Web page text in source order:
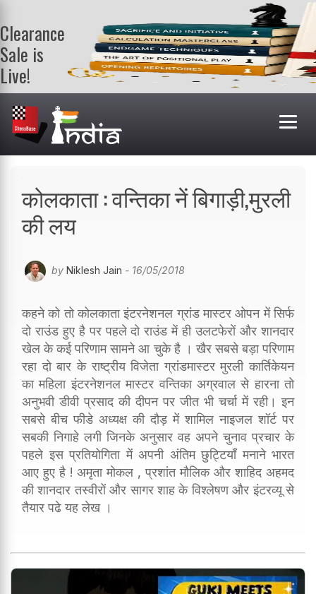
Clearance
Sale is
Live!
Get a FREE
book on
purchasing 2
or more
books. Valid
कोलकाता : वन्तिका नें बिगाड़ी,मुरली
की लय
by Niklesh Jain - 16/05/2018
कहने को तो कोलकाता इंटरनेशनल ग्रांड मास्टर ओपन में सिर्फ
दो राउंड हुए है पर पहले दो राउंड में ही उलटफेरों और शानदार
खेल के कई परिणाम सामने आ चुके है । खैर सबसे बड़ा परिणाम
रहा दो बार के राष्ट्रीय विजेता ग्रांडमास्टर मुरली कार्तिकेयन
का महिला इंटरनेशनल मास्टर वन्तिका अग्रवाल से हारना तो
अनुभवी डीवी प्रसाद की दीपन पर जीत भी चर्चा में रही। इन
सबसे बीच फीडे अध्यक्ष की दौड़ में शामिल नाइजल शॉर्ट पर
सबकी निगाहे लगी जिनके अनुसार वह अपने चुनाव प्रचार के
पहले इस प्रतियोगिता में अपनी अंतिम छुट्टियाँ मनाने भारत
आए हुए है ! अमृता मोकल , प्रशांत मौलिक और शाहिद अहमद
की शानदार तस्वीरों और सागर शाह के विश्लेषण और इंटरव्यू से
तैयार पढे यह लेख ।